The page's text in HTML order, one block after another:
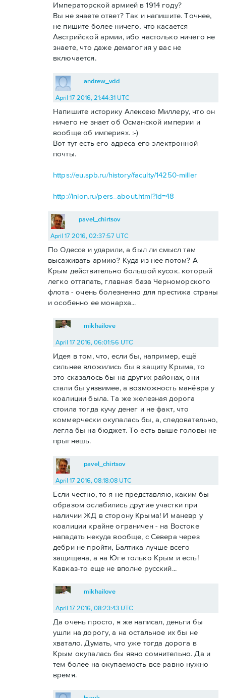
Императорской армией в 1914 году?
Вы не знаете ответ? Так и напишите. Точнее,
не пишите более ничего, что касается
Австрийской армии, ибо настолько ничего не
знаете, что даже демагогия у вас не
включается.
andrew_vdd
April 17 2016, 21:44:31 UTC
Напишите историку Алексею Миллеру, что он
ничего не знает об Османской империи и
вообще об империях. :-)
Вот тут есть его адреса его электронной
почты.
https://eu.spb.ru/history/faculty/14250-miller
http://inion.ru/pers_about.html?id=48
pavel_chirtsov
April 17 2016, 02:37:57 UTC
По Одессе и ударили, а был ли смысл там
высаживать армию? Куда из нее потом? А
Крым действительно большой кусок. который
легко оттяпать, главная база Черноморского
флота - очень болезненно для престижа страны
и особенно ее монарха...
mikhailove
April 17 2016, 06:01:56 UTC
Идея в том, что, если бы, например, ещё
сильнее вложились бы в защиту Крыма, то
это сказалось бы на других районах, они
стали бы уязвимее, а возможность манёвра у
коалиции была. Та же железная дорога
стоила тогда кучу денег и не факт, что
коммерчески окупалась бы, а, следовательно,
легла бы на бюджет. То есть выше головы не
прыгнешь.
pavel_chirtsov
April 17 2016, 08:18:08 UTC
Если честно, то я не представляю, каким бы
образом ослабились другие участки при
наличии ЖД в сторону Крыма! И маневр у
коалиции крайне ограничен - на Востоке
нападать некуда вообще, с Севера через
дебри не пройти, Балтика лучше всего
защищена, а на Юге только Крым и есть!
Кавказ-то еще не вполне русский...
mikhailove
April 17 2016, 08:23:43 UTC
Да очень просто, я же написал, деньги бы
ушли на дорогу, а на остальное их бы не
хватало. Думать, что уже тогда дорога в
Крым окупалась бы явно сомнительно. Да и
тем более на окупаемость все равно нужно
время.